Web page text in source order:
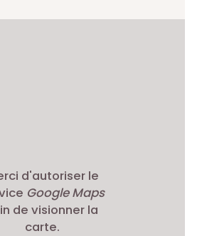
d'autoriser le
Google Maps
de visionner la
carte.